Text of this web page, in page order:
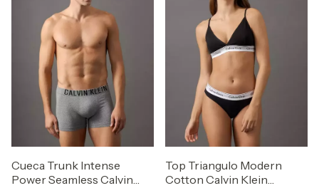
Cueca Trunk Intense
Power Seamless Calvin
Top Triangulo Modern
Cotton Calvin Klein